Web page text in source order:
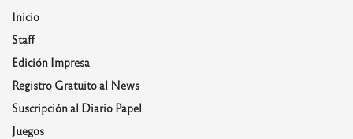
Inicio
Staff
Edición Impresa
Registro Gratuito al News
Suscripción al Diario Papel
Juegos